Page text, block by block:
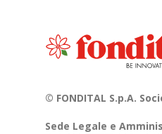
© FONDITAL S.p.A.
Sede Legale e